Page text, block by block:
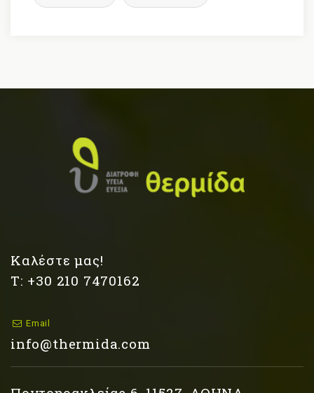
Καλέστε μας!
Τ: +30 210 7470162
Email
info@thermida.com